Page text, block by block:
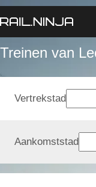
Treinen van
Vertrekstad
Aankomststad